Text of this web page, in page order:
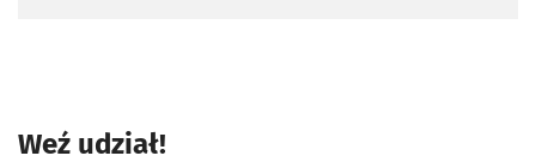
Weź udział!